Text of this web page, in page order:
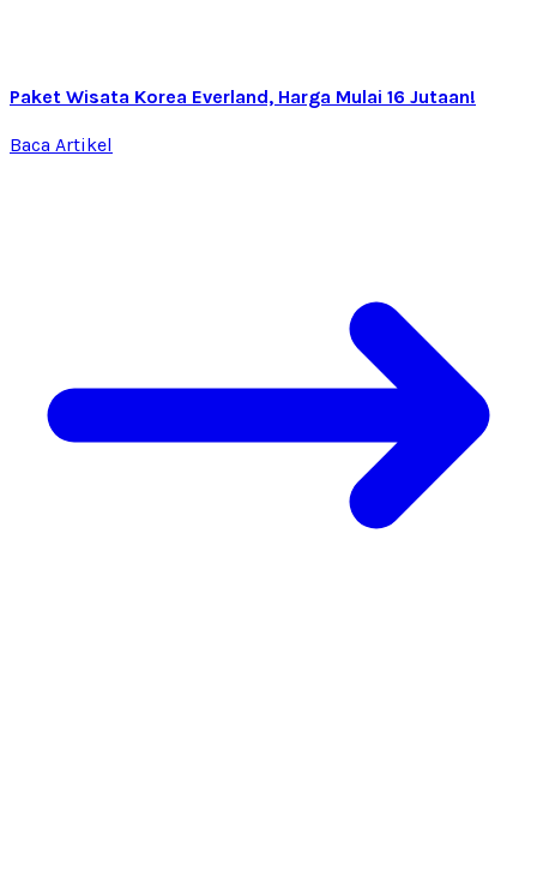
Paket Wisata Korea Everland, Harga Mulai 16 Jutaan!
Baca Artikel